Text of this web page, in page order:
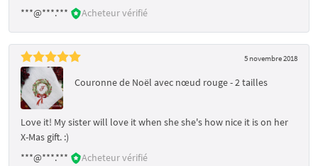
***@***.***
Acheteur vérifié
5 novembre 2018
Couronne de Noël avec nœud rouge - 2 tailles
Love it! My sister will love it when she she's how nice it is on her
X-Mas gift. :)
***@***.***
Acheteur vérifié